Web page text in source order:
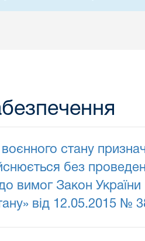
воєнного стану
без
до вимог Закон
від 12.05.2015 №